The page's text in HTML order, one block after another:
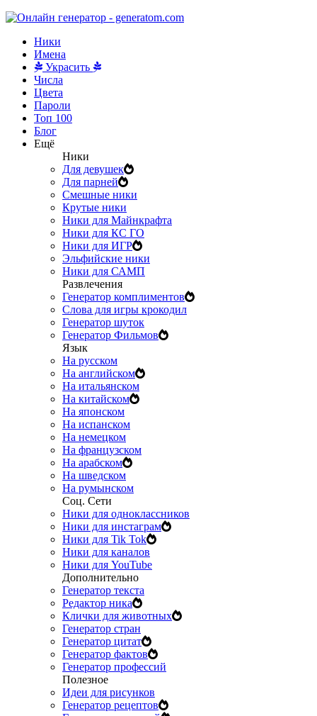
Ники
Имена
Украсить
Числа
Цвета
Пароли
Топ 100
Блог
Ещё
Ники
Для девушек
Для парней
Смешные ники
Крутые ники
Ники для Майнкрафта
Ники для КС ГО
Ники для ИГР
Эльфийские ники
Ники для САМП
Развлечения
Генератор комплиментов
Слова для игры крокодил
Генератор шуток
Генератор Фильмов
Язык
На русском
На английском
На итальянском
На китайском
На японском
На испанском
На немецком
На французском
На арабском
На шведском
На румынском
Соц. Сети
Ники для одноклассников
Ники для инстаграм
Ники для Tik Tok
Ники для каналов
Ники для YouTube
Дополнительно
Генератор текста
Редактор ника
Клички для животных
Генератор стран
Генератор цитат
Генератор фактов
Генератор профессий
Полезное
Идеи для рисунков
Генератор рецептов